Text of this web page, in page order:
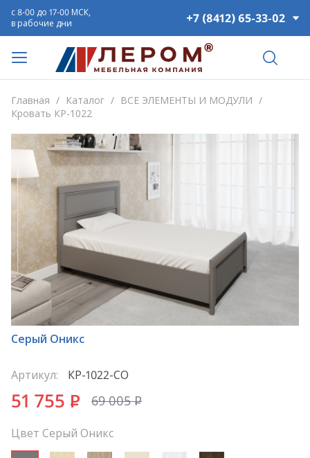
+7 (8412) 65-33-02
с 8-00 до 17-00 МСК,
в рабочие дни
Главная / Каталог / ВСЕ ЭЛЕМЕНТЫ И МОДУЛИ /
Кровать КР-1022
Серый Оникс
Артикул: КР-1022-СО
51 755 P 69 005P
Цвет Серый Оникс